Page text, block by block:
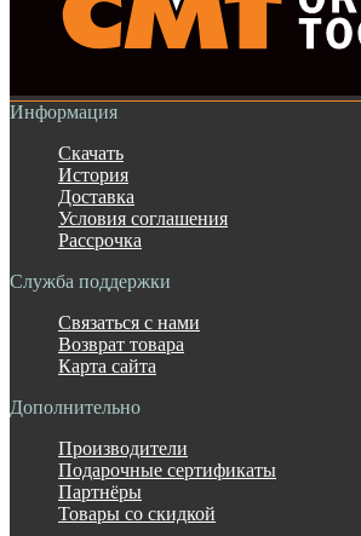
Информация
Скачать
История
Доставка
Условия соглашения
Рассрочка
Служба поддержки
Связаться с нами
Возврат товара
Карта сайта
Дополнительно
Производители
Подарочные сертификаты
Партнёры
Товары со скидкой